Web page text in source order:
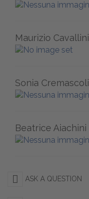
Maurizio Cavallini
Sonia Cremascoli
Beatrice Aiachini
ASK A QUESTION